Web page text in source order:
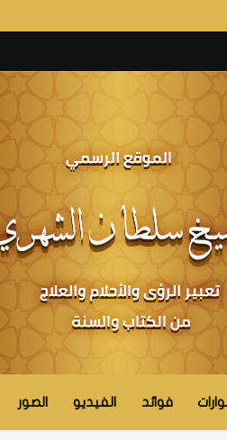
فوائد الفيديو الصور